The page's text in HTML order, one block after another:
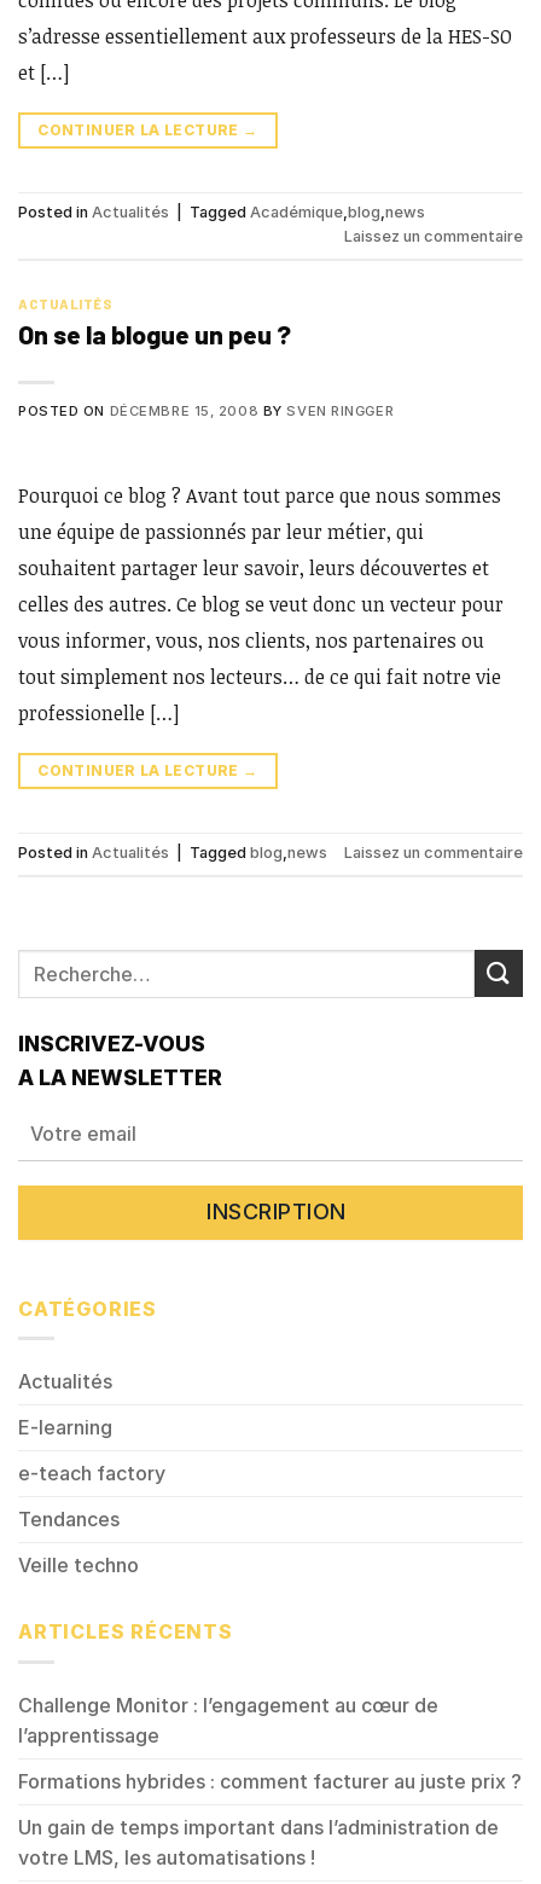
s’adresse essentiellement aux professeurs de la HES-SO
et […]
CONTINUER LA LECTURE →
Posted in Actualités Tagged Académique,blog,news
Laissez un commentaire
ACTUALITÉS
On se la blogue un peu ?
POSTED ON DÉCEMBRE 15, 2008 BYSVEN RINGGER
Pourquoi ce blog ? Avant tout parce que nous sommes
une équipe de passionnés par leur métier, qui
souhaitent partager leur savoir, leurs découvertes et
celles des autres. Ce blog se veut donc un vecteur pour
vous informer, vous, nos clients, nos partenaires ou
tout simplement nos lecteurs… de ce qui fait notre vie
professionelle […]
CONTINUER LA LECTURE →
Posted in Actualités Tagged blog news Laissez un commentaire
INSCRIVEZ-VOUS
A LA NEWSLETTER
CATÉGORIES
Actualités
E-learning
e-teach factory
Tendances
Veille techno
ARTICLES RÉCENTS
Challenge Monitor : l’engagement au cœur de
l’apprentissage
Formations hybrides : comment facturer au juste prix ?
Un gain de temps important dans l’administration de
votre LMS, les automatisations !